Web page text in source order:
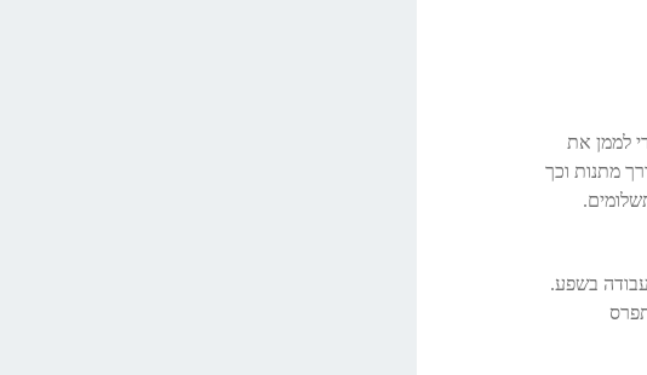
לממן את
מתנות וכך
עבודה בשפע.